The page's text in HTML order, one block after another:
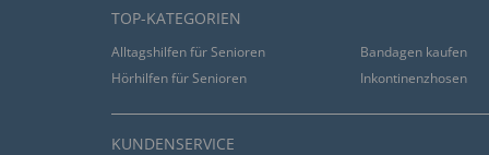
TOP-KATEGORIEN
Alltagshilfen für Senioren Bandagen kaufen
Hörhilfen für Senioren
Inkontinenzhosen
KUNDENSERVICE